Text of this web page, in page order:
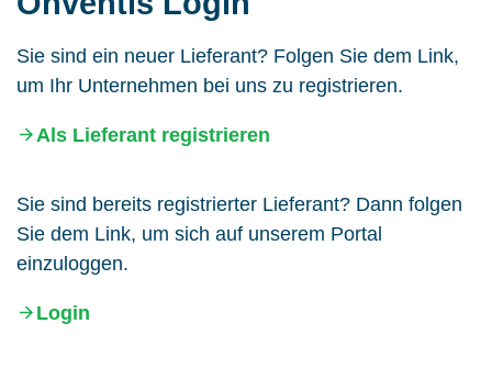
Sie sind ein neuer Lieferant? Folgen Sie dem Link,
um Ihr Unternehmen bei uns zu registrieren.
Als Lieferant registrieren
Sie sind bereits registrierter Lieferant? Dann folgen
Sie dem Link, um sich auf unserem Portal
einzuloggen.
Login